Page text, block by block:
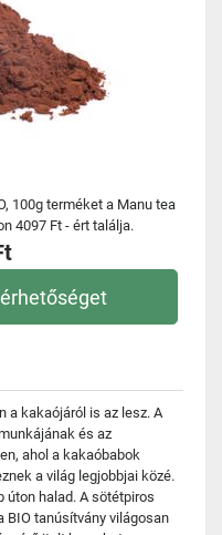
100g terméket a Manu tea
4097 Ft - ért találja.
a kakaójáról is az lesz. A
és az
ahol a kakaóbabok
a világ legjobbjai közé.
úton halad. A sötétpiros
BIO tanúsítvány világosan